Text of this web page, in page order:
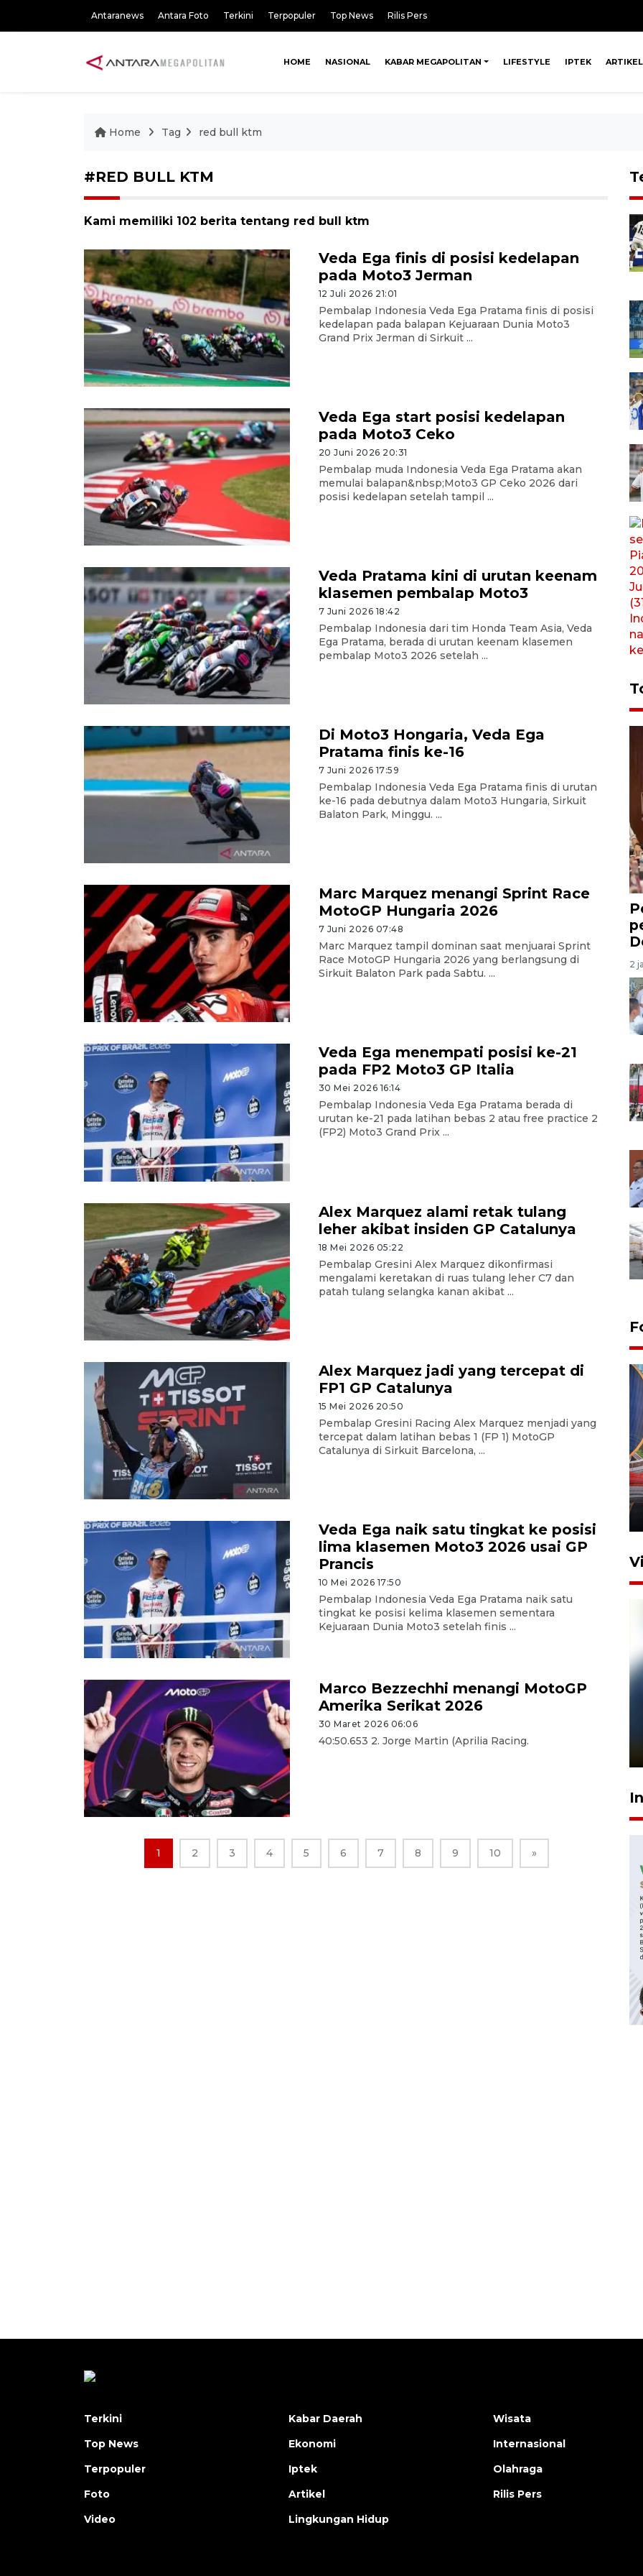
Antaranews Antara Foto Terkini Terpopuler Top News Rilis Pers
HOME NASIONAL KABAR MEGAPOLITAN LIFESTYLE IPTEK ARTIKEL
Home Tag red bull ktm
#RED BULL KTM
Kami memiliki 102 berita tentang red bull ktm
Veda Ega finis di posisi kedelapan
pada Moto3 Jerman
12 Juli 2026 21:01
Pembalap Indonesia Veda Ega Pratama finis di posisi
kedelapan pada balapan Kejuaraan Dunia Moto3
Grand Prix Jerman di Sirkuit ...
Veda Ega start posisi kedelapan
pada Moto3 Ceko
20 Juni 2026 20:31
Pembalap muda Indonesia Veda Ega Pratama akan
memulai balapan&nbsp;Moto3 GP Ceko 2026 dari
posisi kedelapan setelah tampil ...
Veda Pratama kini di urutan keenam
klasemen pembalap Moto3
7 Juni 2026 18:42
Pembalap Indonesia dari tim Honda Team Asia, Veda
Ega Pratama, berada di urutan keenam klasemen
pembalap Moto3 2026 setelah ...
Di Moto3 Hongaria, Veda Ega
Pratama finis ke-16
7 Juni 2026 17:59
Pembalap Indonesia Veda Ega Pratama finis di urutan
ke-16 pada debutnya dalam Moto3 Hungaria, Sirkuit
Balaton Park, Minggu. ...
Marc Marquez menangi Sprint Race
MotoGP Hungaria 2026
7 Juni 2026 07:48
Marc Marquez tampil dominan saat menjuarai Sprint
Race MotoGP Hungaria 2026 yang berlangsung di
Sirkuit Balaton Park pada Sabtu. ...
Veda Ega menempati posisi ke-21
pada FP2 Moto3 GP Italia
30 Mei 2026 16:14
Pembalap Indonesia Veda Ega Pratama berada di
urutan ke-21 pada latihan bebas 2 atau free practice 2
(FP2) Moto3 Grand Prix ...
Alex Marquez alami retak tulang
leher akibat insiden GP Catalunya
18 Mei 2026 05:22
Pembalap Gresini Alex Marquez dikonfirmasi
mengalami keretakan di ruas tulang leher C7 dan
patah tulang selangka kanan akibat ...
Alex Marquez jadi yang tercepat di
FP1 GP Catalunya
15 Mei 2026 20:50
Pembalap Gresini Racing Alex Marquez menjadi yang
tercepat dalam latihan bebas 1 (FP 1) MotoGP
Catalunya di Sirkuit Barcelona, ...
Veda Ega naik satu tingkat ke posisi
lima klasemen Moto3 2026 usai GP
Prancis
10 Mei 2026 17:50
Pembalap Indonesia Veda Ega Pratama naik satu
tingkat ke posisi kelima klasemen sementara
Kejuaraan Dunia Moto3 setelah finis ...
Marco Bezzechhi menangi MotoGP
Amerika Serikat 2026
30 Maret 2026 06:06
40:50.653 2. Jorge Martin (Aprilia Racing.
1 2 3 4 5 6 7 8 9 10 »
2
Komisi V DPR tinjau
Pelanggan Filaha Farm setia
sampai 8 tahan?
1 Juni 2026 05:47
Terkini
Top News
Terpopuler
Foto
Video
Kabar Daerah
Ekonomi
Iptek
Artikel
Lingkungan Hidup
Wisata
Internasional
Olahraga
Rilis Pers